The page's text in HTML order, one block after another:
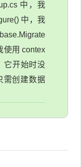
中，我
中，我
使用 contex
它开始时没
需创建数据